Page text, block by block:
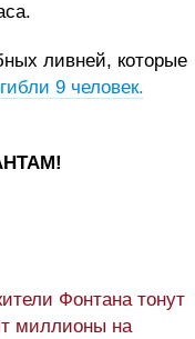
ливней, которые
9 человек.
Фонтана тонут
миллионы на